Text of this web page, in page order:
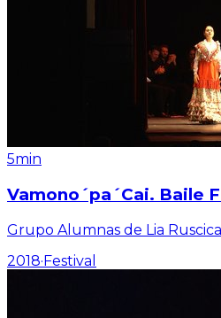
5min
Vamono´pa´Cai. Baile
Grupo Alumnas de Lia
2018·Festival